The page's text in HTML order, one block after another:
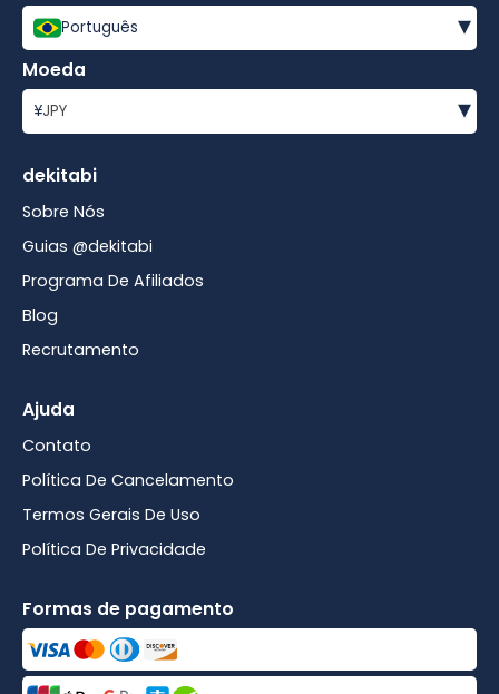
Português ▾
Moeda
¥JPY ▾
dekitabi
Sobre Nós
Guias @dekitabi
Programa De Afiliados
Blog
Recrutamento
Ajuda
Contato
Política De Cancelamento
Termos Gerais De Uso
Política De Privacidade
Formas de pagamento